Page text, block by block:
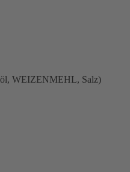
WEIZENMEHL, Salz)